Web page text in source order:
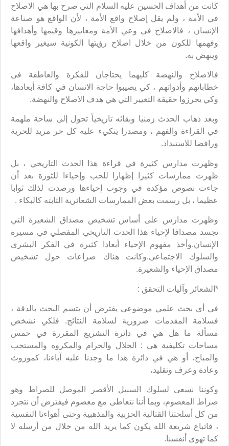
كانت من أهداف الحسين عليه السلام التي صرح بها هي الاصلاح
في الأمة ، ولم يقل إصلاح واقع الأمة ، لأن الواقع هو صناعة
الإنسان ، فالاصلاح في وعي الأمة ومعاييرها وقيمها وأهدافها
وفهمها للكون من خلال اصلاح رؤيتها الكونية سيغير واقعها
وينهض به.
فالاصلاح والنهضة كليهما يحتاجان للفكرة والعاطفة في
خطاباتهم وأدواتهم ، كي يصيبوا حاجة الانسان في كافة أبعادها،
وكي يحرزوا حقيقة التغيير التي هي هدف الاصلاح والنهضة.
وبعد ذهاب الحدث زمنيا وبقائه تاريخياً تحول إلى ساحة ملهمة
في القراءة والفهم ، ومصدرا يتكيء عليه كل حر مريد للحرية
ورافضا للاستبداد.
وظهرت مدارس كثيرة في قراءة هذا الحدث التاريخي ، بل
ظهرت ممارسات كثيرا إظهارا للحب وإحياءا للثورة بعد أن
جاءت نصوص مؤكدة في وجوب إحياءها ورصدت لذلك ثوابا
عظيما ، بل رسمت بعض الممارسات الشعائرية الثابته كالبكاء .
وظهرت مدارس على أساس تشخيص مصداق الشعيرة التي
تجسد مصداقا لإحياء هذا الحدث التاريخي المفصلي في مسيرة
الإنسان.وأخذ مفهوم الإحياء أبعادا كثيرة في الفكر البشري
والسلوك الاجتماعي.وكانت هناك صراعات حول تشخيص
مصداق الإحياء والشعيرة.
*الشعائر وآليات التحقق :
في أي بحث علمي موضوعي يفترض أن يتسم البحث بالدقة ،
فسلامة المقدمات ضرورية لسلامة النتائج. فلكي نشخص
مسألة ما هل هي في دائرة التشريع المقررة في خمس
مساحات تكليفية هي : الحلال والحرام والمكروه والمستحب
والمباح، أو هي في دائرة هذا ما وجدنا عليه آباءنا، كموروث
وعادة وعرف وتقليد،
وكوننا نسعى لسلوك السبيل الأقصر الموصل للصراط وهو
صراط المعصوم، وبما أننا نتعاطى مع معصوم فيفترض أن نتجرد
من كل أسلحتنا القتالية الحزبية والمذهبية وحتى أهواءنا النفسية
، فاتباع شريعة الله يكون كما يريد الله من خلال من أرسله لا
كما تهوى أنفسنا.